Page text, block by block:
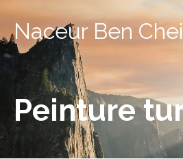
Naceur Ben
Peinture